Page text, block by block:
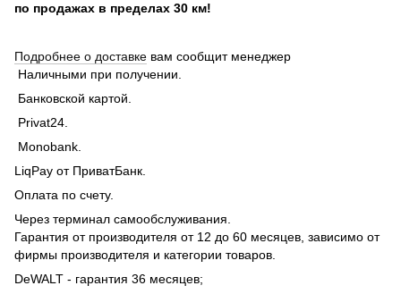
по продажах в пределах 30 км!
Подробнее о доставке вам сообщит менеджер
Наличными при получении.
Банковской картой.
Privat24.
Monobank.
LiqPay от ПриватБанк.
Оплата по счету.
Через терминал самообслуживания.
Гарантия от производителя от 12 до 60 месяцев, зависимо от
фирмы производителя и категории товаров.
DeWALT - гарантия 36 месяцев;